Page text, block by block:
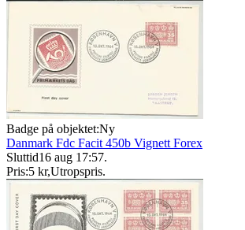
Badge på objektet:Ny
Danmark Fdc Facit 450b Vignett Forex
Sluttid16 aug 17:57.
Pris:5 kr,Utropspris.